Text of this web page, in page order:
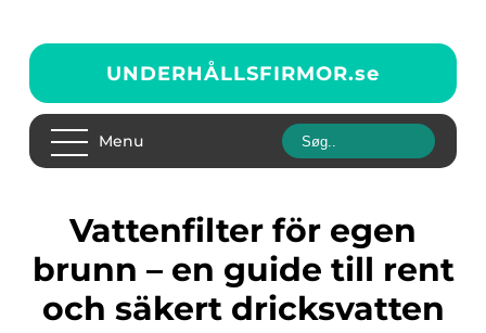
UNDERHÅLLSFIRMOR.se
Menu
Vattenfilter för egen
brunn – en guide till rent
och säkert dricksvatten